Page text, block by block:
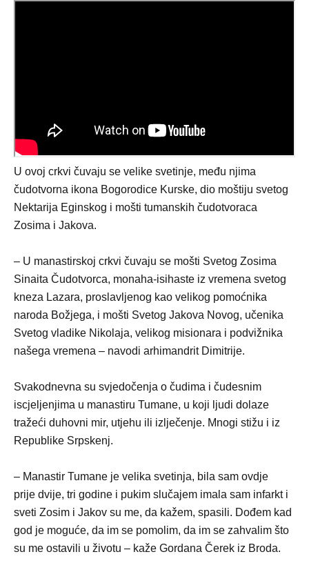
U ovoj crkvi čuvaju se velike svetinje, među njima
čudotvorna ikona Bogorodice Kurske, dio moštiju svetog
Nektarija Eginskog i mošti tumanskih čudotvoraca
Zosima i Jakova.
– U manastirskoj crkvi čuvaju se mošti Svetog Zosima
Sinaita Čudotvorca, monaha-isihaste iz vremena svetog
kneza Lazara, proslavljenog kao velikog pomoćnika
naroda Božjega, i mošti Svetog Jakova Novog, učenika
Svetog vladike Nikolaja, velikog misionara i podvižnika
našega vremena – navodi arhimandrit Dimitrije.
Svakodnevna su svjedočenja o čudima i čudesnim
iscjeljenjima u manastiru Tumane, u koji ljudi dolaze
tražeći duhovni mir, utjehu ili izlječenje. Mnogi stižu i iz
Republike Srpskenj.
– Manastir Tumane je velika svetinja, bila sam ovdje
prije dvije, tri godine i pukim slučajem imala sam infarkt i
sveti Zosim i Jakov su me, da kažem, spasili. Dođem kad
god je moguće, da im se pomolim, da im se zahvalim što
su me ostavili u životu – kaže Gordana Čerek iz Broda.